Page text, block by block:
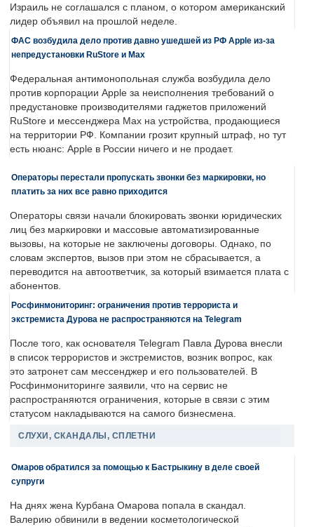
Израиль не соглашался с планом, о котором американский
лидер объявил на прошлой неделе.
ФАС возбудила дело против давно ушедшей из РФ Apple из-за
непредустановки RuStore и Max
Федеральная антимонопольная служба возбудила дело
против корпорации Apple за неисполнения требований о
предустановке производителями гаджетов приложений
RuStore и мессенджера Max на устройства, продающиеся
на территории РФ. Компании грозит крупный штраф, но тут
есть нюанс: Apple в России ничего и не продает.
Операторы перестали пропускать звонки без маркировки, но
платить за них все равно приходится
Операторы связи начали блокировать звонки юридических
лиц без маркировки и массовые автоматизированные
вызовы, на которые не заключены договоры. Однако, по
словам экспертов, вызов при этом не сбрасывается, а
переводится на автоответчик, за который взимается плата с
абонентов.
Росфинмониторинг: ограничения против террориста и
экстремиста Дурова не распространяются на Telegram
После того, как основателя Telegram Павла Дурова внесли
в список террористов и экстремистов, возник вопрос, как
это затронет сам мессенджер и его пользователей. В
Росфинмониторинге заявили, что на сервис не
распространяются ограничения, которые в связи с этим
статусом накладываются на самого бизнесмена.
СЛУХИ, СКАНДАЛЫ, СПЛЕТНИ
Омаров обратился за помощью к Бастрыкину в деле своей
супруги
На днях жена Курбана Омарова попала в скандал.
Валерию обвинили в ведении косметологической